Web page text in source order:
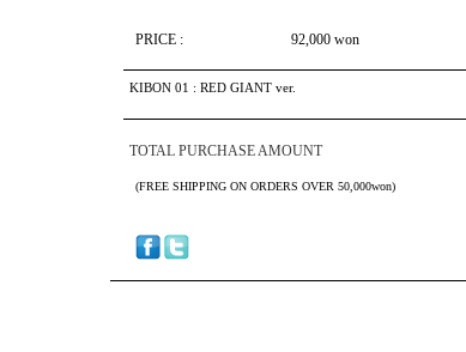
PRICE : 92,000 won
KIBON 01 : RED GIANT ver.
TOTAL PURCHASE AMOUNT
(FREE SHIPPING ON ORDERS OVER 50,000won)